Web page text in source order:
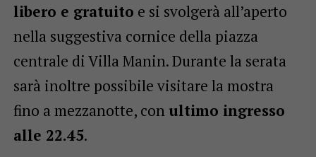
libero e gratuito e si svolgerà all’aperto
nella suggestiva cornice della piazza
centrale di Villa Manin. Durante la serata
sarà inoltre possibile visitare la mostra
fino a mezzanotte, con ultimo ingresso
alle 22.45.